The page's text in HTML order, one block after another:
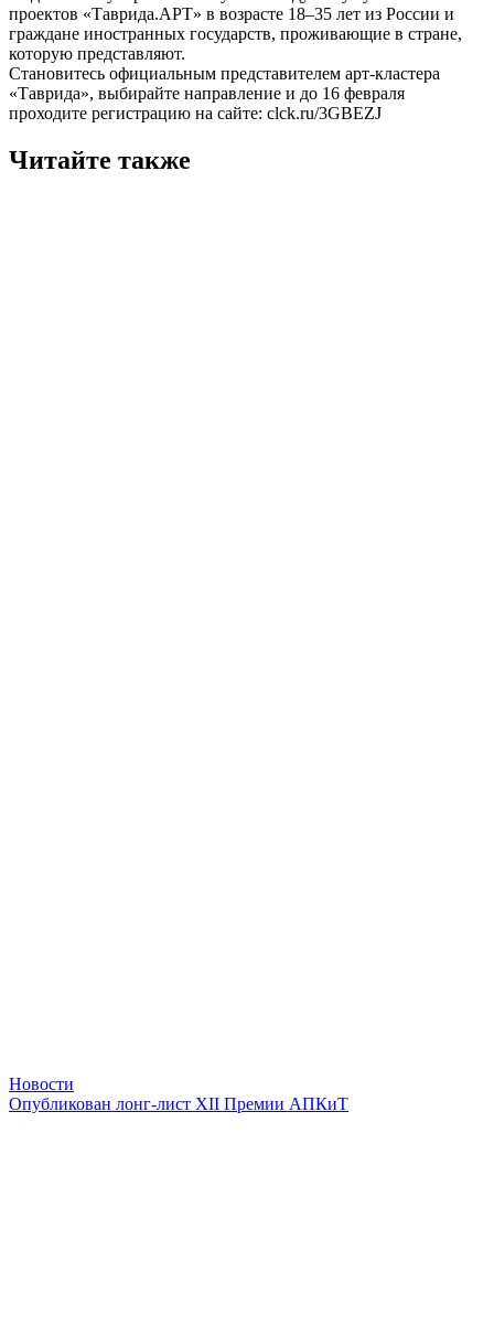
проектов «Таврида.АРТ» в возрасте 18–35 лет из России и
граждане иностранных государств, проживающие в стране,
которую представляют.
Cтановитесь официальным представителем арт-кластера
«Таврида», выбирайте направление и до 16 февраля
проходите регистрацию на сайте: clck.ru/3GBEZJ
Читайте также
Новости
Опубликован лонг-лист XII Премии АПКиТ